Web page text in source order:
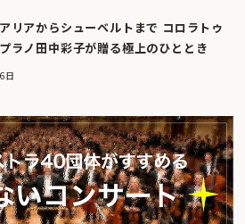
リアからシューベルトまで コロラトゥ
ラノ田中彩子が贈る極上のひととき
日